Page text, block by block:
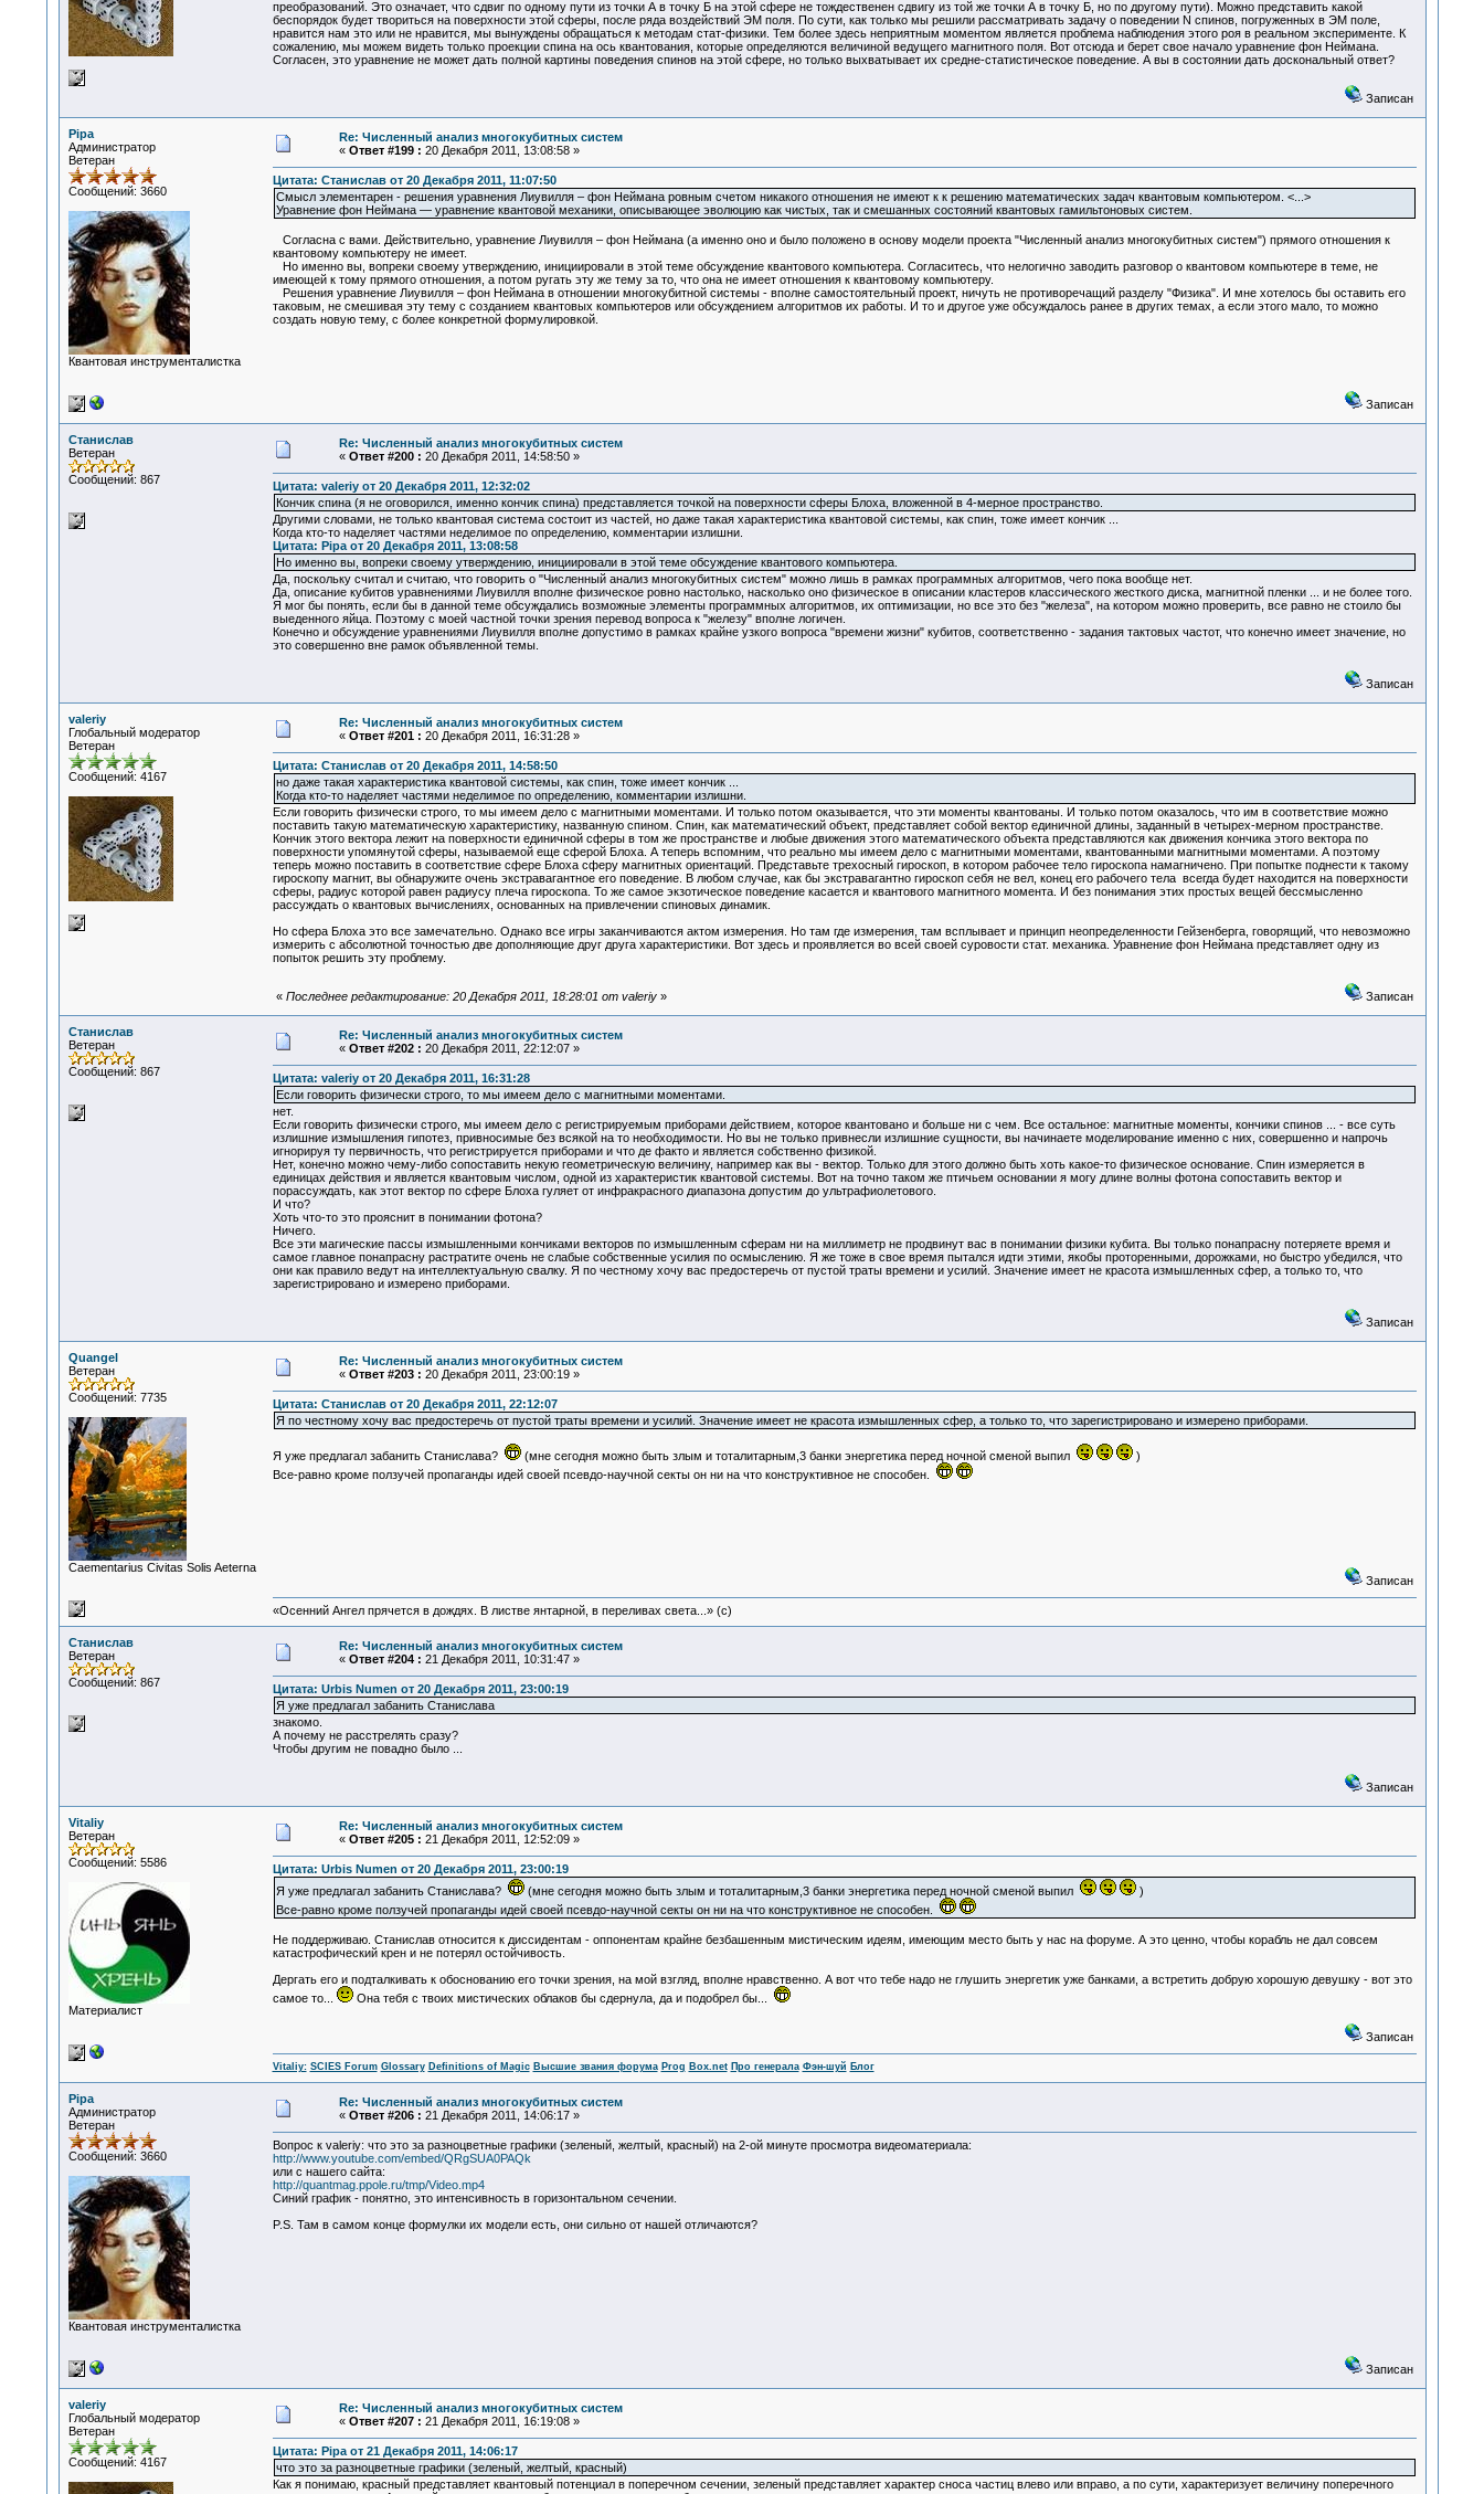
преобразований. Это означает, что сдвиг по одному пути из точки А в точку Б на этой сфере не тождественен сдвигу из той же точки А в точку Б, но по другому пути). Можно представить какой
беспорядок будет твориться на поверхности этой сферы, после ряда воздействий ЭМ поля. По сути, как только мы решили рассматривать задачу о поведении N спинов, погруженных в ЭМ поле,
нравится нам это или не нравится, мы вынуждены обращаться к методам стат-физики. Тем более здесь неприятным моментом является проблема наблюдения этого роя в реальном эксперименте. К
сожалению, мы можем видеть только проекции спина на ось квантования, которые определяются величиной ведущего магнитного поля. Вот отсюда и берет свое начало уравнение фон Неймана.
Согласен, это уравнение не может дать полной картины поведения спинов на этой сфере, но только выхватывает их средне-статистическое поведение. А вы в состоянии дать доскональный ответ?
Записан
Pipa
Администратор
Ветеран
Сообщений: 3660
Квантовая инструменталистка
Re: Численный анализ многокубитных систем
« Ответ #199 : 20 Декабря 2011, 13:08:58 »
Цитата: Станислав от 20 Декабря 2011, 11:07:50
Смысл элементарен - решения уравнения Лиувилля – фон Неймана ровным счетом никакого отношения не имеют к к решению математических задач квантовым компьютером. <...>
Уравнение фон Неймана — уравнение квантовой механики, описывающее эволюцию как чистых, так и смешанных состояний квантовых гамильтоновых систем.
Согласна с вами. Действительно, уравнение Лиувилля – фон Неймана (а именно оно и было положено в основу модели проекта "Численный анализ многокубитных систем") прямого отношения к
квантовому компьютеру не имеет.
Но именно вы, вопреки своему утверждению, инициировали в этой теме обсуждение квантового компьютера. Согласитесь, что нелогично заводить разговор о квантовом компьютере в теме, не
имеющей к тому прямого отношения, а потом ругать эту же тему за то, что она не имеет отношения к квантовому компьютеру.
Решения уравнение Лиувилля – фон Неймана в отношении многокубитной системы - вполне самостоятельный проект, ничуть не противоречащий разделу "Физика". И мне хотелось бы оставить его
таковым, не смешивая эту тему с созданием квантовых компьютеров или обсуждением алгоритмов их работы. И то и другое уже обсуждалось ранее в других темах, а если этого мало, то можно
создать новую тему, с более конкретной формулировкой.
Записан
Станислав
Ветеран
Сообщений: 867
Re: Численный анализ многокубитных систем
« Ответ #200 : 20 Декабря 2011, 14:58:50 »
Цитата: valeriy от 20 Декабря 2011, 12:32:02
Кончик спина (я не оговорился, именно кончик спина) представляется точкой на поверхности сферы Блоха, вложенной в 4-мерное пространство.
Другими словами, не только квантовая система состоит из частей, но даже такая характеристика квантовой системы, как спин, тоже имеет кончик ...
Когда кто-то наделяет частями неделимое по определению, комментарии излишни.
Цитата: Pipa от 20 Декабря 2011, 13:08:58
Но именно вы, вопреки своему утверждению, инициировали в этой теме обсуждение квантового компьютера.
Да, поскольку считал и считаю, что говорить о "Численный анализ многокубитных систем" можно лишь в рамках программных алгоритмов, чего пока вообще нет.
Да, описание кубитов уравнениями Лиувилля вполне физическое ровно настолько, насколько оно физическое в описании кластеров классического жесткого диска, магнитной пленки ... и не более того.
Я мог бы понять, если бы в данной теме обсуждались возможные элементы программных алгоритмов, их оптимизации, но все это без "железа", на котором можно проверить, все равно не стоило бы
выеденного яйца. Поэтому с моей частной точки зрения перевод вопроса к "железу" вполне логичен.
Конечно и обсуждение уравнениями Лиувилля вполне допустимо в рамках крайне узкого вопроса "времени жизни" кубитов, соответственно - задания тактовых частот, что конечно имеет значение, но
это совершенно вне рамок объявленной темы.
Записан
valeriy
Глобальный модератор
Ветеран
Сообщений: 4167
Re: Численный анализ многокубитных систем
« Ответ #201 : 20 Декабря 2011, 16:31:28 »
Цитата: Станислав от 20 Декабря 2011, 14:58:50
но даже такая характеристика квантовой системы, как спин, тоже имеет кончик ...
Когда кто-то наделяет частями неделимое по определению, комментарии излишни.
Если говорить физически строго, то мы имеем дело с магнитными моментами. И только потом оказывается, что эти моменты квантованы. И только потом оказалось, что им в соответствие можно
поставить такую математическую характеристику, названную спином. Спин, как математический объект, представляет собой вектор единичной длины, заданный в четырех-мерном пространстве.
Кончик этого вектора лежит на поверхности единичной сферы в том же пространстве и любые движения этого математического объекта представляются как движения кончика этого вектора по
поверхности упомянутой сферы, называемой еще сферой Блоха. А теперь вспомним, что реально мы имеем дело с магнитными моментами, квантованными магнитными моментами. А поэтому
теперь можно поставить в соответствие сфере Блоха сферу магнитных ориентаций. Представьте трехосный гироскоп, в котором рабочее тело гироскопа намагничено. При попытке поднести к такому
гироскопу магнит, вы обнаружите очень экстравагантное его поведение. В любом случае, как бы экстравагантно гироскоп себя не вел, конец его рабочего тела всегда будет находится на поверхности
сферы, радиус которой равен радиусу плеча гироскопа. То же самое экзотическое поведение касается и квантового магнитного момента. И без понимания этих простых вещей бессмысленно
рассуждать о квантовых вычислениях, основанных на привлечении спиновых динамик.
Но сфера Блоха это все замечательно. Однако все игры заканчиваются актом измерения. Но там где измерения, там всплывает и принцип неопределенности Гейзенберга, говорящий, что невозможно
измерить с абсолютной точностью две дополняющие друг друга характеристики. Вот здесь и проявляется во всей своей суровости стат. механика. Уравнение фон Неймана представляет одну из
попыток решить эту проблему.
« Последнее редактирование: 20 Декабря 2011, 18:28:01 от valeriy» Записан
Станислав
Ветеран
Сообщений: 867
Re: Численный анализ многокубитных систем
« Ответ #202 : 20 Декабря 2011, 22:12:07 »
Цитата: valeriy от 20 Декабря 2011, 16:31:28
Если говорить физически строго, то мы имеем дело с магнитными моментами.
нет.
Если говорить физически строго, мы имеем дело с регистрируемым приборами действием, которое квантовано и больше ни с чем. Все остальное: магнитные моменты, кончики спинов ... - все суть
излишние измышления гипотез, привносимые без всякой на то необходимости. Но вы не только привнесли излишние сущности, вы начинаете моделирование именно с них, совершенно и напрочь
игнорируя ту первичность, что регистрируется приборами и что де факто и является собственно физикой.
Нет, конечно можно чему-либо сопоставить некую геометрическую величину, например как вы - вектор. Только для этого должно быть хоть какое-то физическое основание. Спин измеряется в
единицах действия и является квантовым числом, одной из характеристик квантовой системы. Вот на точно таком же птичьем основании я могу длине волны фотона сопоставить вектор и
порассуждать, как этот вектор по сфере Блоха гуляет от инфракрасного диапазона допустим до ультрафиолетового.
И что?
Хоть что-то это прояснит в понимании фотона?
Ничего.
Все эти магические пассы измышленными кончиками векторов по измышленным сферам ни на миллиметр не продвинут вас в понимании физики кубита. Вы только понапрасну потеряете время и
самое главное понапрасну растратите очень не слабые собственные усилия по осмыслению. Я же тоже в свое время пытался идти этими, якобы проторенными, дорожками, но быстро убедился, что
они как правило ведут на интеллектуальную свалку. Я по честному хочу вас предостеречь от пустой траты времени и усилий. Значение имеет не красота измышленных сфер, а только то, что
зарегистрировано и измерено приборами.
Записан
Quangel
Ветеран
Сообщений: 7735
Сaementarius Civitas Solis Aeterna
Re: Численный анализ многокубитных систем
« Ответ #203 : 20 Декабря 2011, 23:00:19 »
Цитата: Станислав от 20 Декабря 2011, 22:12:07
Я по честному хочу вас предостеречь от пустой траты времени и усилий. Значение имеет не красота измышленных сфер, а только то, что зарегистрировано и измерено приборами.
Я уже предлагал забанить Станислава? (мне сегодня можно быть злым и тоталитарным,3 банки энергетика перед ночной сменой выпил
)
Все-равно кроме ползучей пропаганды идей своей псевдо-научной секты он ни на что конструктивное не способен.
Записан
«Осенний Ангел прячется в дождях. В листве янтарной, в переливах света...» (c)
Станислав
Ветеран
Сообщений: 867
Re: Численный анализ многокубитных систем
« Ответ #204 : 21 Декабря 2011, 10:31:47 »
Цитата: Urbis Numen от 20 Декабря 2011, 23:00:19
Я уже предлагал забанить Станислава
знакомо.
А почему не расстрелять сразу?
Чтобы другим не повадно было ...
Записан
Vitaliy
Ветеран
Сообщений: 5586
Материалист
Re: Численный анализ многокубитных систем
« Ответ #205 : 21 Декабря 2011, 12:52:09 »
Цитата: Urbis Numen от 20 Декабря 2011, 23:00:19
Я уже предлагал забанить Станислава?
(мне сегодня можно быть злым и тоталитарным,3 банки энергетика перед ночной сменой выпил
)
Все-равно кроме ползучей пропаганды идей своей псевдо-научной секты он ни на что конструктивное не способен.
Не поддерживаю. Станислав относится к диссидентам - оппонентам крайне безбашенным мистическим идеям, имеющим место быть у нас на форуме. А это ценно, чтобы корабль не дал совсем
катастрофический крен и не потерял остойчивость.
Дергать его и подталкивать к обоснованию его точки зрения, на мой взгляд, вполне нравственно. А вот что тебе надо не глушить энергетик уже банками, а встретить добрую хорошую девушку - вот это
самое то...
Она тебя с твоих мистических облаков бы сдернула, да и подобрел бы...
Записан
Vitaliy: SCIES Forum Glossary Definitions of Magic Высшие звания форума Prog Box.net Про генерала Фэн-шуй Блог
Pipa
Администратор
Ветеран
Сообщений: 3660
Квантовая инструменталистка
Re: Численный анализ многокубитных систем
« Ответ #206 : 21 Декабря 2011, 14:06:17 »
Вопрос к valeriy: что это за разноцветные графики (зеленый, желтый, красный) на 2-ой минуте просмотра видеоматериала:
http://www.youtube.com/embed/QRgSUA0PAQk
или с нашего сайта:
http://quantmag.ppole.ru/tmp/Video.mp4
Синий график - понятно, это интенсивность в горизонтальном сечении.
P.S. Там в самом конце формулки их модели есть, они сильно от нашей отличаются?
Записан
valeriy
Глобальный модератор
Ветеран
Сообщений: 4167
Re: Численный анализ многокубитных систем
« Ответ #207 : 21 Декабря 2011, 16:19:08 »
Цитата: Pipa от 21 Декабря 2011, 14:06:17
что это за разноцветные графики (зеленый, желтый, красный)
Как я понимаю, красный представляет квантовый потенциал в поперечном сечении, зеленый представляет характер сноса частиц влево или вправо, а по сути, характеризует величину поперечного